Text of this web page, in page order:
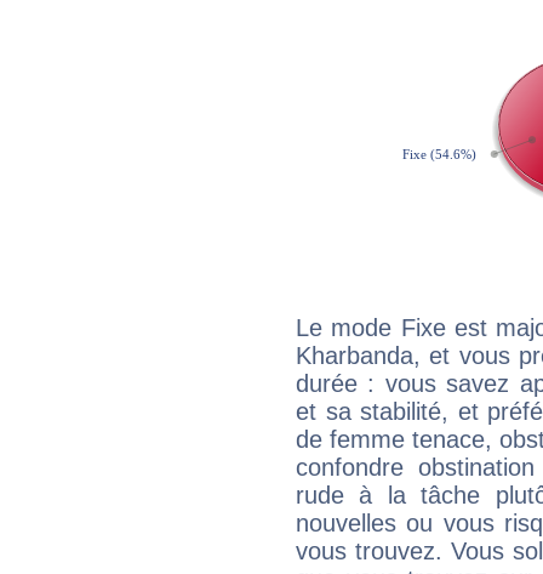
Le mode Fixe est
Kharbanda, et vous
durée : vous savez
et sa stabilité, et
de femme tenace,
confondre
rude à la tâche
nouvelles ou vous
vous trouvez. Vous